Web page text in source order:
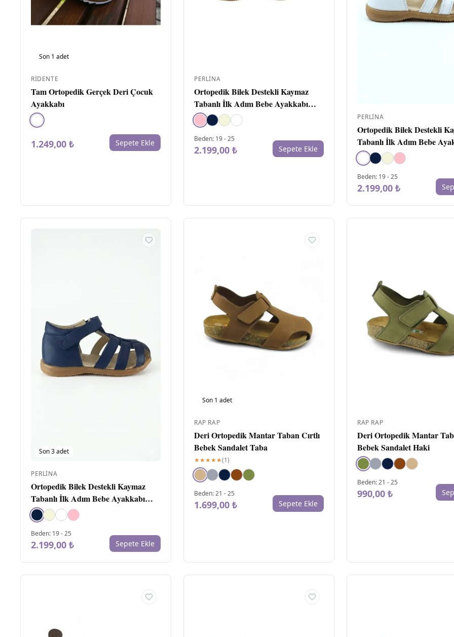
Son 1 adet
RIDENTE
Tam Ortopedik Gerçek Deri Çocuk
Ayakkabı
1.249,00 ₺ Sepete Ekle
PERLINA
Ortopedik Bilek Destekli Kaymaz
Tabanlı İlk Adım Bebe Ayakkabı
pembe
Beden: 19-25
2.199,00 ₺ Sepete Ekle
PERLINA
Ortopedik Bilek Destekli
Tabanlı İlk Adım Bebe
beyaz
Beden: 19-25
2.199,00 ₺
Son3adet
PERLINA
Ortopedik Bilek Destekli Kaymaz
Tabanlı İlk Adım Bebe Ayakkabı
Lacivert
Beden: 19-25
2.199,00 ₺ Sepete Ekle
Son 1 adet
RAP RAP
Deri Ortopedik Mantar Taban Cırtlı
Bebek Sandalet Taba
★★★★★(1)
Beden:21 -25
1.699,00 ₺ Sepete Ekle
RAP RAP
Deri Ortopedik Mantar
Bebek Sandalet Haki
Beden:21 -25
990,00 ₺